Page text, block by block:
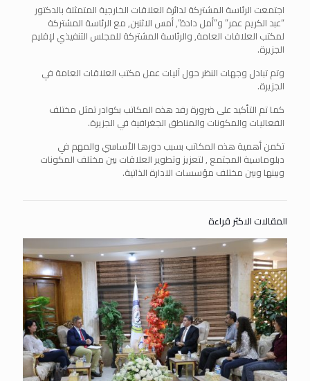
اجتمعت الرئاسة المشتركة لدائرة العلاقات الخارجية المتمثلة بالدكتور
“عبد الكريم عمر” و”أمل دادة”, أمس الاثنين, مع الرئاسة المشتركة
لمكتب العلاقات العامة, والرئاسة المشتركة للمجلس التنفيذي لإقليم
الجزيرة.
وتم تبادل وجهات النظر حول آليات عمل مكتب العلاقات العامة في
الجزيرة.
كما تم التأكيد على ضرورة رفد هذه المكاتب بكوادر تمثل مختلف
الفعاليات والمكونات والمناطق الجغرافية في الجزيرة.
تكمن أهمية هذه المكاتب بسبب دورها الأساسي والمهم في
دبلوماسية المجتمع , لتعزيز وتطوير العلاقات بين مختلف المكونات
وبينها وبين مختلف مؤسسات الادارة الذاتية.
المقالات الاكثر قراءة